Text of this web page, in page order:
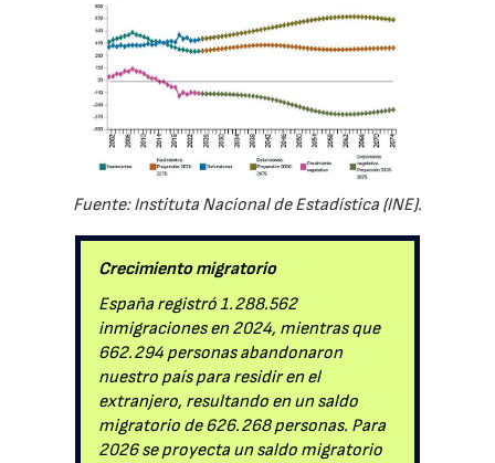
Fuente: Instituta Nacional de Estadística (INE).
Crecimiento migratorio
España registró 1.288.562
inmigraciones en 2024, mientras que
662.294 personas abandonaron
nuestro país para residir en el
extranjero, resultando en un saldo
migratorio de 626.268 personas. Para
2026 se proyecta un saldo migratorio